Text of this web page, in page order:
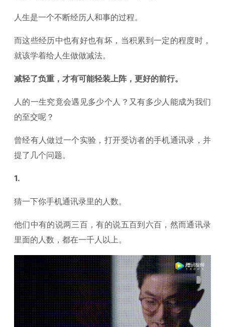
人生是一个不断经历人和事的过程。
而这些经历中也有好也有坏，当积累到一定的程度时，
就该学着给人生做做减法。
减轻了负重，才有可能轻装上阵，更好的前行。
人的一生究竟会遇见多少个人？又有多少人能成为我们
的至交呢？
曾经有人做过一个实验，打开受访者的手机通讯录，并
提了几个问题。
1.
猜一下你手机通讯录里的人数。
他们中有的说两三百，有的说五百到六百，然而通讯录
里面的人数，都在一千人以上。